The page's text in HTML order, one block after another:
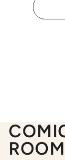
ROOM